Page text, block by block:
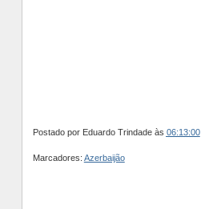
Postado por Eduardo Trindade às 06:13:00
Marcadores: Azerbaijão